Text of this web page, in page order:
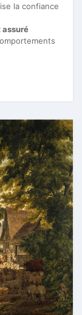
la confiance
assuré